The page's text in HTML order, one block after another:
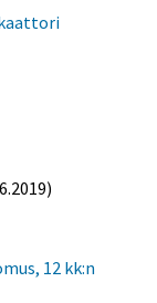
12 kk:n